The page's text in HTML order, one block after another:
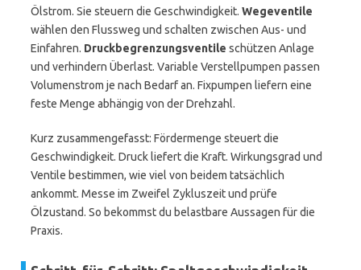
Ölstrom. Sie steuern die Geschwindigkeit. Wegeventile
wählen den Flussweg und schalten zwischen Aus- und
Einfahren. Druckbegrenzungsventile schützen Anlage
und verhindern Überlast. Variable Verstellpumpen passen
Volumenstrom je nach Bedarf an. Fixpumpen liefern eine
feste Menge abhängig von der Drehzahl.
Kurz zusammengefasst: Fördermenge steuert die
Geschwindigkeit. Druck liefert die Kraft. Wirkungsgrad und
Ventile bestimmen, wie viel von beidem tatsächlich
ankommt. Messe im Zweifel Zykluszeit und prüfe
Ölzustand. So bekommst du belastbare Aussagen für die
Praxis.